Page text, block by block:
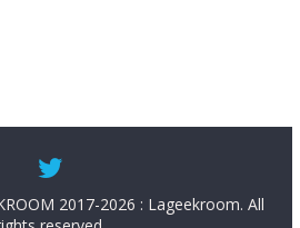
2017-2026 : Lageekroom. All